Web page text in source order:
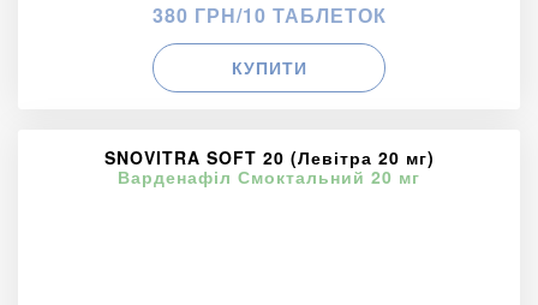
380 ГРН/10 ТАБЛЕТОК
КУПИТИ
SNOVITRA SOFT 20 (Левітра 20 мг)
Варденафіл Смоктальний 20 мг